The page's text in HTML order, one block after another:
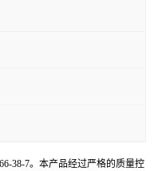
38-7。本产品经过严格的质量控